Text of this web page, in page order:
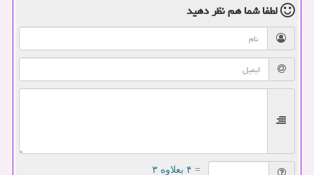
لطفا شما همنظر دهید
= ۴ بعلاوه ۳